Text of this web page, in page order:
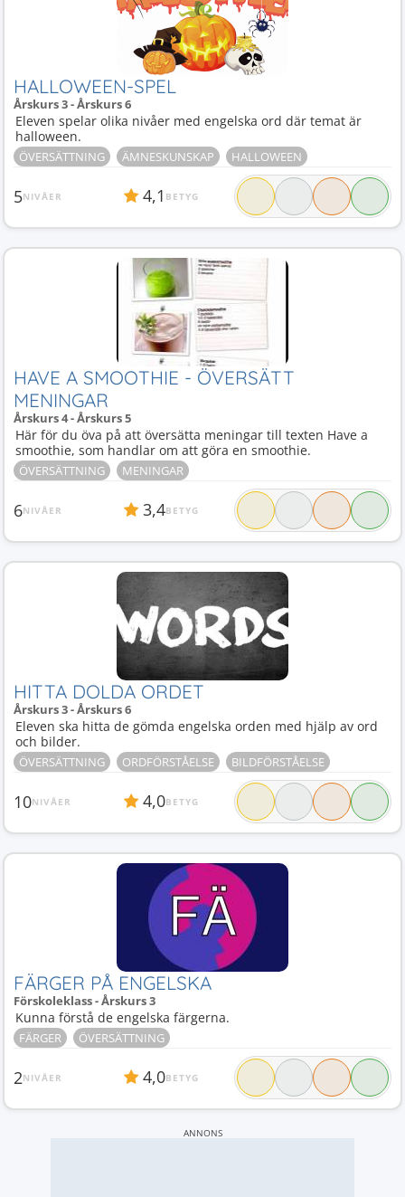
HALLOWEEN-SPEL
Årskurs 3 - Årskurs 6
Eleven spelar olika nivåer med engelska ord där temat är
halloween.
ÖVERSÄTTNING ÄMNESKUNSKAP HALLOWEEN
5NIVÅER 4,1 BETYG
HAVE A SMOOTHIE - ÖVERSÄTT
MENINGAR
Årskurs 4 - Årskurs 5
Här för du öva på att översätta meningar till texten Have a
smoothie, som handlar om att göra en smoothie.
ÖVERSÄTTNING MENINGAR
6NIVÅER 3,4BETYG
HITTA DOLDA ORDET
Årskurs 3 - Årskurs 6
Eleven ska hitta de gömda engelska orden med hjälp av ord
och bilder.
ÖVERSÄTTNING ORDFÖRSTÅELSE BILDFÖRSTÅELSE
10NIVÅER 4,0BETYG
FÄRGER PÅ ENGELSKA
Förskoleklass - Årskurs 3
Kunna förstå de engelska färgerna.
FÄRGER ÖVERSÄTTNING
2NIVÅER 4,0BETYG
ANNONS